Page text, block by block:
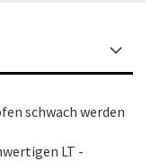
schwach werden
LT -